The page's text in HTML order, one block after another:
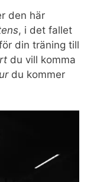
den här
, i det fallet
din träning till
du vill komma
du kommer